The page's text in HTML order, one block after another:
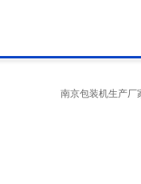
南京包装机生产厂